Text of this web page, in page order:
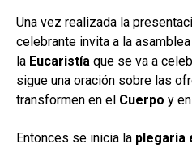
Una vez realizada la
celebrante invita a la
la Eucaristía que se va a
sigue una oración sobre las
transformen en el Cuerpo y
Entonces se inicia la plegaria